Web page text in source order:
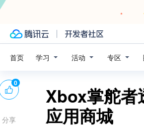
首页 学习 活动 专区
Xbox掌舵者
应用商城
0
分享